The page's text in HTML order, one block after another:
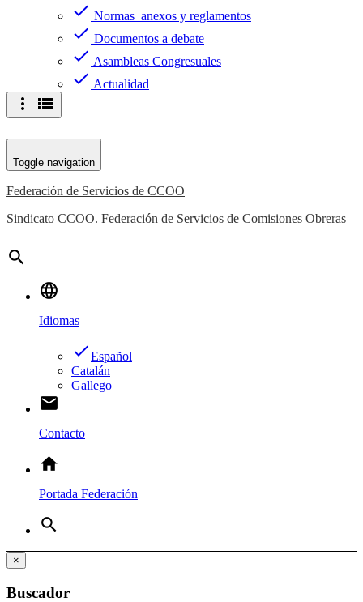
check Normas anexos y reglamentos
check Documentos a debate
check Asambleas Congresuales
check Actualidad
more_vert view_list
Toggle navigation
Federación de Servicios de CCOO
Sindicato CCOO. Federación de Servicios de Comisiones Obreras
search
language
Idiomas
doneEspañol
Catalán
Gallego
email
Contacto
home
Portada Federación
search
×
Buscador